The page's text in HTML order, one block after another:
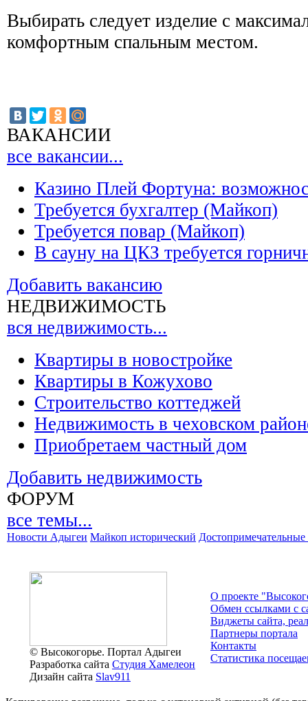
Выбирать следует изделие с
комфортным спальным местом.
ВАКАНСИИ
все вакансии...
Казино Плей Фортуна:
Требуется бухгалтер (Майкоп)
Требуется повар (Майкоп)
В сауну на ЦКЗ требуется
Добавить вакансию
НЕДВИЖИМОСТЬ
вся недвижимость...
Квартиры в новостройке
Квартиры в Кожухово
Строительство коттеджей
Недвижимость в чеховском
Приобретаем частный дом
Добавить недвижимость
ФОРУМ
все темы...
Новости Адыгеи Майкоп исторический Достопримечательные
© Высокогорье. Портал Адыгеи
Разработка сайта Студия Хамелеон
Дизайн сайта Slav911
О проекте
Обмен ссылками c
Виджеты сайта,
Партнеры портала
Контакты
Статистика